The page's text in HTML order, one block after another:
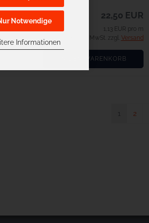
Notwendige
Informationen
22,50 EUR
1,13 EUR pro m
inkl. 19% MwSt. zzgl. Versand
IN DEN WARENKORB
1 2